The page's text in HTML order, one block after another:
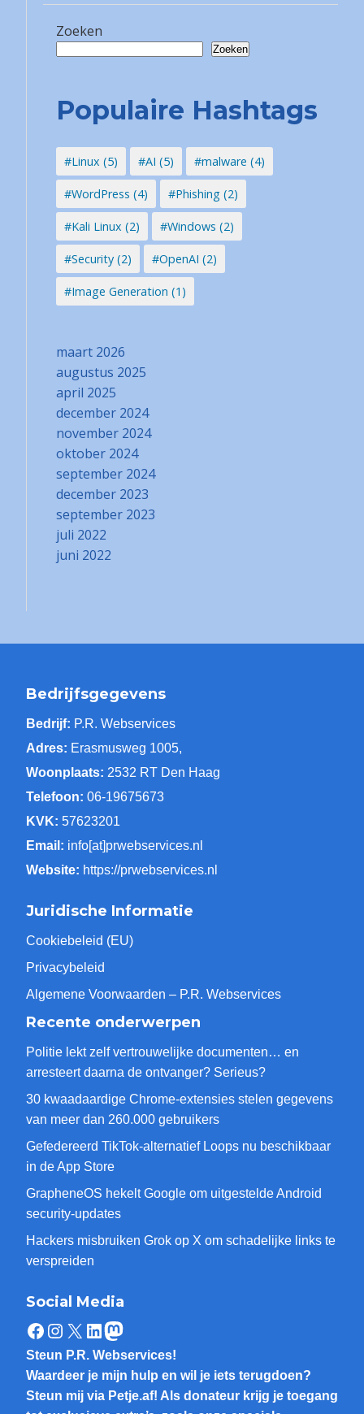
Zoeken
Zoeken
Populaire Hashtags
#Linux (5) #AI (5) #malware (4)
#WordPress (4) #Phishing (2)
#Kali Linux (2) #Windows (2)
#Security (2) #OpenAI (2)
#Image Generation (1)
maart 2026
augustus 2025
april 2025
december 2024
november 2024
oktober 2024
september 2024
december 2023
september 2023
juli 2022
juni 2022
Bedrijfsgegevens
Bedrijf: P.R. Webservices
Adres: Erasmusweg 1005,
Woonplaats: 2532 RT Den Haag
Telefoon: 06-19675673
KVK: 57623201
Email: info[at]prwebservices.nl
Website: https://prwebservices.nl
Juridische Informatie
Cookiebeleid (EU)
Privacybeleid
Algemene Voorwaarden – P.R. Webservices
Recente onderwerpen
Politie lekt zelf vertrouwelijke documenten… en
arresteert daarna de ontvanger? Serieus?
30 kwaadaardige Chrome-extensies stelen gegevens
van meer dan 260.000 gebruikers
Gefedereerd TikTok-alternatief Loops nu beschikbaar
in de App Store
GrapheneOS hekelt Google om uitgestelde Android
security-updates
Hackers misbruiken Grok op X om schadelijke links te
verspreiden
Social Media
Facebook
Instagram
X LinkedIn
Mastodon
Steun P.R. Webservices!
Waardeer je mijn hulp en wil je iets terugdoen?
Steun mij via Petje.af! Als donateur krijg je toegang